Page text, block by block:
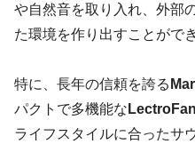
や自然音を取り入れ、外部
た環境を作り出すことがで
特に、長年の信頼を誇る
パクトで多機能な
ライフスタイルに合ったサ